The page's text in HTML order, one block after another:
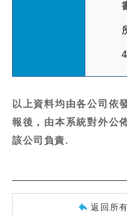
以上資料均由各公司依
報後，由本系統對外公
該公司負責.
返回所